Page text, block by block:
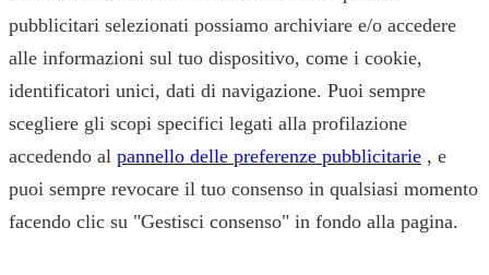
pubblicitari selezionati possiamo archiviare e/o accedere
alle informazioni sul tuo dispositivo, come i cookie,
identificatori unici, dati di navigazione. Puoi sempre
scegliere gli scopi specifici legati alla profilazione
accedendo al pannello delle preferenze pubblicitarie , e
puoi sempre revocare il tuo consenso in qualsiasi momento
facendo clic su "Gestisci consenso" in fondo alla pagina.